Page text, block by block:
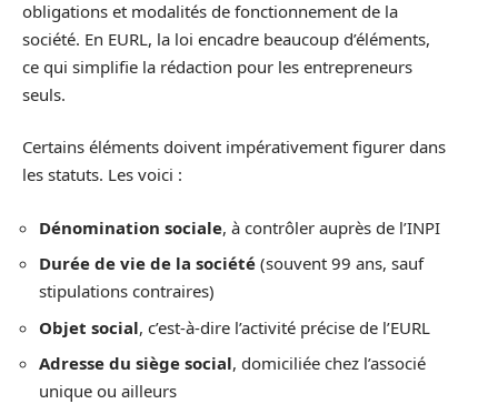
obligations et modalités de fonctionnement de la
société. En EURL, la loi encadre beaucoup d’éléments,
ce qui simplifie la rédaction pour les entrepreneurs
seuls.
Certains éléments doivent impérativement figurer dans
les statuts. Les voici :
Dénomination sociale, à contrôler auprès de l’INPI
Durée de vie de la société (souvent 99 ans, sauf
stipulations contraires)
Objet social, c’est-à-dire l’activité précise de l’EURL
Adresse du siège social, domiciliée chez l’associé
unique ou ailleurs